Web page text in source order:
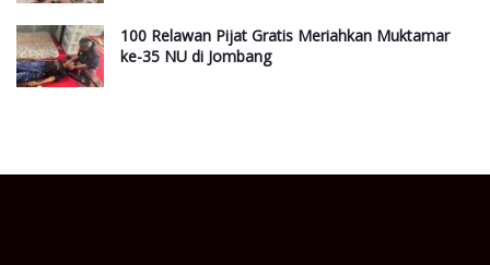
100 Relawan Pijat Gratis Meriahkan Muktamar
ke-35 NU di Jombang